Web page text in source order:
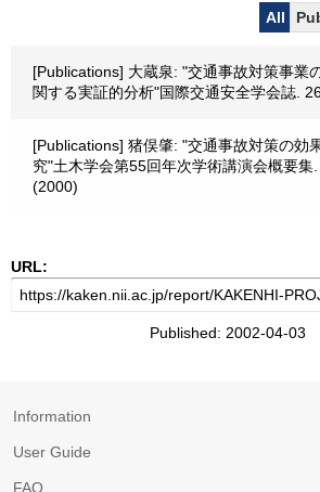
All
[Publications] 大蔵泉: "交通事故対策事業
関する実証的分析"国際交通安全学会誌.
[Publications] 猪俣肇: "交通事故対策の効
究"土木学会第55回年次学術講演会概要集
(2000)
URL:
Published: 2002-04-03
Information
User Guide
FAQ